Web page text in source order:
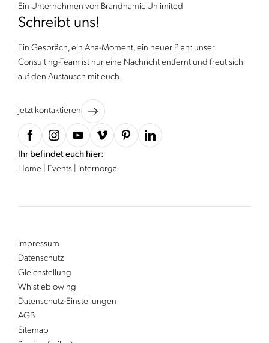
Ein Unternehmen von Brandnamic Unlimited
Schreibt uns!
Ein Gespräch, ein Aha-Moment, ein neuer Plan: unser
Consulting-Team ist nur eine Nachricht entfernt und freut sich
auf den Austausch mit euch.
Jetzt kontaktieren
Ihr befindet euch hier:
Home
Events Internorga
Impressum
Datenschutz
Gleichstellung
Whistleblowing
Datenschutz-Einstellungen
AGB
Sitemap